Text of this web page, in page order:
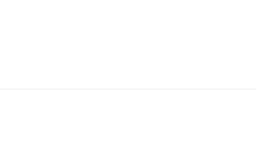
Cd,MERKEZ KIŞLA İZGİ,MERKEZ
ve Güvenliği'ni de gözeterek